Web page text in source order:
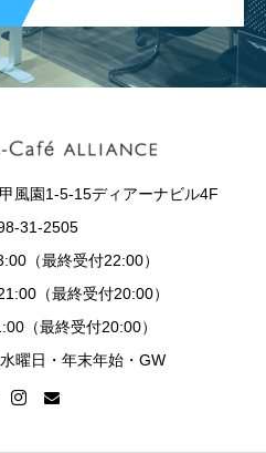
風園1-5-15ディアーナビル4F
31-2505
（最終受付22:00）
（最終受付20:00）
（最終受付20:00）
曜日・年末年始・GW